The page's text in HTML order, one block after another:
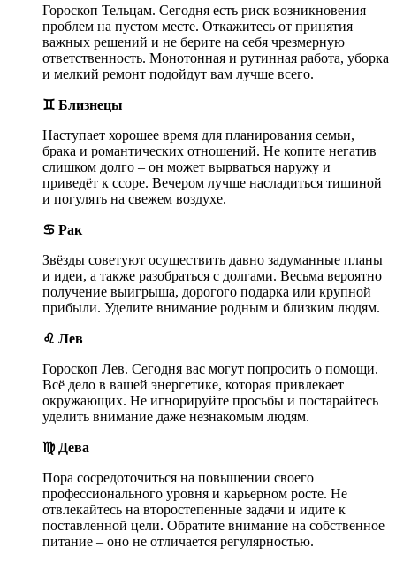
Гороскоп Тельцам. Сегодня есть риск возникновения
проблем на пустом месте. Откажитесь от принятия
важных решений и не берите на себя чрезмерную
ответственность. Монотонная и рутинная работа, уборка
и мелкий ремонт подойдут вам лучше всего.
♊ Близнецы
Наступает хорошее время для планирования семьи,
брака и романтических отношений. Не копите негатив
слишком долго – он может вырваться наружу и
приведёт к ссоре. Вечером лучше насладиться тишиной
и погулять на свежем воздухе.
♋ Рак
Звёзды советуют осуществить давно задуманные планы
и идеи, а также разобраться с долгами. Весьма вероятно
получение выигрыша, дорогого подарка или крупной
прибыли. Уделите внимание родным и близким людям.
♌ Лев
Гороскоп Лев. Сегодня вас могут попросить о помощи.
Всё дело в вашей энергетике, которая привлекает
окружающих. Не игнорируйте просьбы и постарайтесь
уделить внимание даже незнакомым людям.
♍ Дева
Пора сосредоточиться на повышении своего
профессионального уровня и карьерном росте. Не
отвлекайтесь на второстепенные задачи и идите к
поставленной цели. Обратите внимание на собственное
питание – оно не отличается регулярностью.